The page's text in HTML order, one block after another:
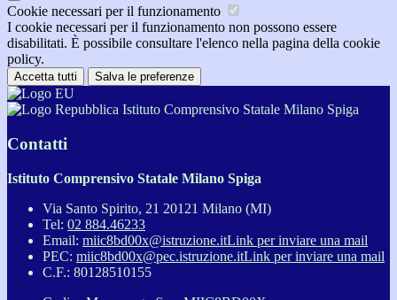
Cookie necessari per il funzionamento
I cookie necessari per il funzionamento non possono essere
disabilitati. È possibile consultare l'elenco nella pagina della cookie
policy.
Accetta tutti Salva le preferenze
Istituto Comprensivo Statale Milano Spiga
Contatti
Istituto Comprensivo Statale Milano Spiga
Via Santo Spirito, 21 20121 Milano (MI)
Tel: 02 884.46233
Email: miic8bd00x@istruzione.itLink per inviare una mail
PEC: miic8bd00x@pec.istruzione.itLink per inviare una mail
C.F.: 80128510155